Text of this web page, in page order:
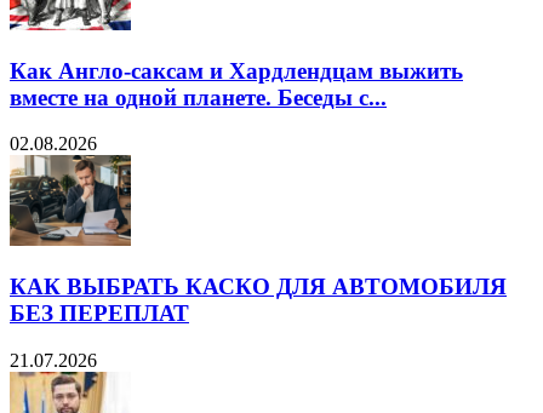
Как Англо-саксам и Хардлендцам выжить
вместе на одной планете. Беседы с...
02.08.2026
КАК ВЫБРАТЬ КАСКО ДЛЯ АВТОМОБИЛЯ
БЕЗ ПЕРЕПЛАТ
21.07.2026